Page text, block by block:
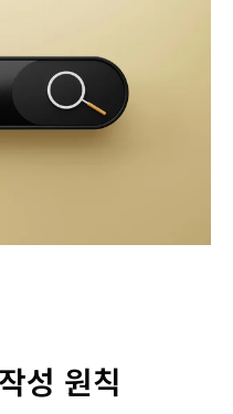
성 원칙